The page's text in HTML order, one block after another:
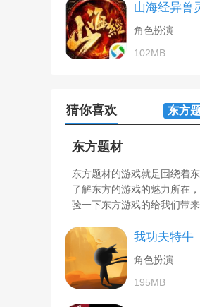
山海经异兽
角色扮演
102MB
猜你喜欢 东方
东方题材
东方题材的游戏就是围绕着
了解东方的游戏的魅力所在
验一下东方游戏的给我们带
我功夫特牛
角色扮演
195MB